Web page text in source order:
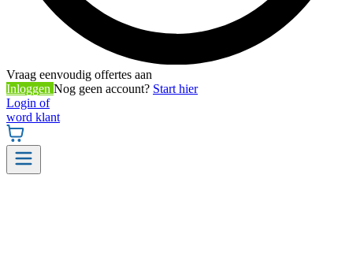
Vraag eenvoudig offertes aan
Inloggen Nog geen account? Start hier
Login of
word klant